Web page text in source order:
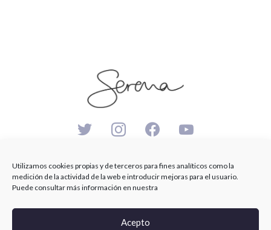
Utilizamos cookies propias y de terceros para fines analíticos como la
medición de la actividad de la web e introducir mejoras para el usuario.
Puede consultar más información en nuestra
Acepto
© Serena Saenz 2026
Legal notice